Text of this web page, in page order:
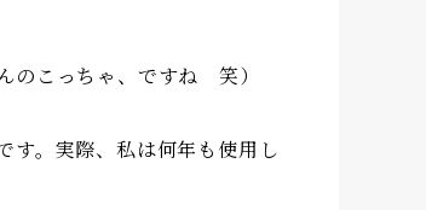
こっちゃ、ですね 笑）
す。実際、私は何年も使用し